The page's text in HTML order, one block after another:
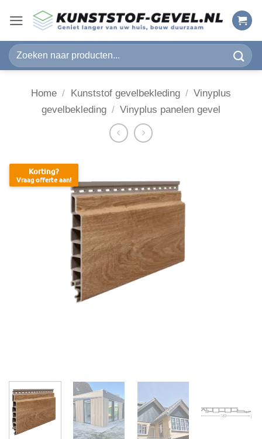
naar
inhoud
Zoeken
naar:
Home / Kunststof gevelbekleding / Vinyplus
gevelbekleding / Vinyplus panelen gevel
Korting?
Vraag offerte aan!